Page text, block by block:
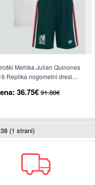
Mehika Julian Quinones
Replika nogometni dresi
Rokav (+ hlače)
36.75€ 91.88€
(1 strani)